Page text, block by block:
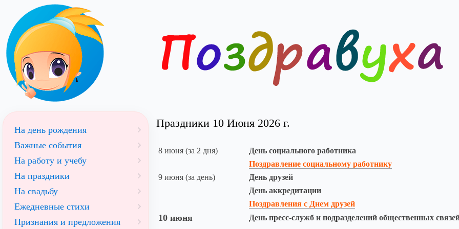
Праздники 10 Июня 2026 г.
8 июня (за 2 дня)
День социального работника
Поздравление социальному работнику
9 июня (за день)
День друзей
День аккредитации
Поздравления с Днем друзей
10 июня
День пресс-служб и подразделений общественных
На день рождения
Важные события
На работу и учебу
На праздники
На свадьбу
Ежедневные стихи
Признания и предложения